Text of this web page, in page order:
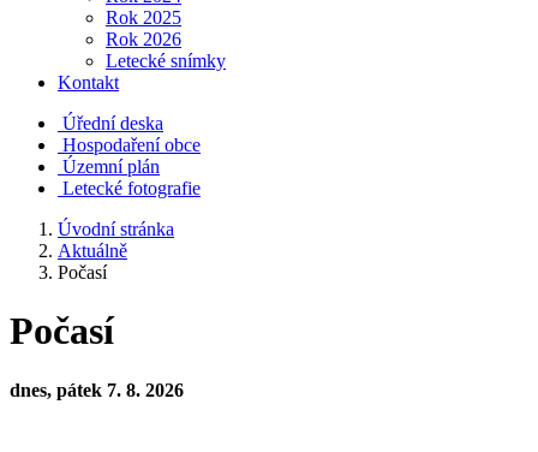
Rok 2025
Rok 2026
Letecké snímky
Kontakt
Úřední deska
Hospodaření obce
Územní plán
Letecké fotografie
Úvodní stránka
Aktuálně
Počasí
Počasí
dnes, pátek 7. 8. 2026